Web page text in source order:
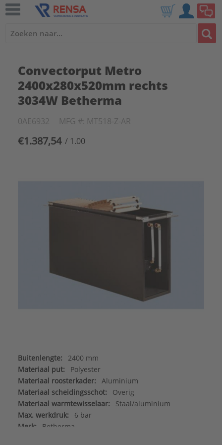
Convectorput Metro
2400x280x520mm rechts
3034W Betherma
0AE6932 MFG #: MT518-Z-AR
€1.387,54 / 1.00
Buitenlengte:
2400 mm
Materiaal put:
Polyester
Materiaal roosterkader:
Aluminium
Materiaal scheidingsschot:
Overig
Materiaal warmtewisselaar:
Staal/aluminium
Max. werkdruk:
6 bar
Merk:
Betherma